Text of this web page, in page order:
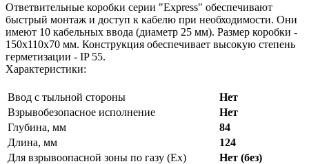
Ответвительные коробки серии "Express" обеспечивают
быстрый монтаж и доступ к кабелю при необходимости. Они
имеют 10 кабельных ввода (диаметр 25 мм). Размер коробки -
150х110х70 мм. Конструкция обеспечивает высокую степень
герметизации - IP 55.
Характеристики:
Ввод с тыльной стороны
Нет
Взрывобезопасное исполнение
Нет
Глубина, мм
84
Длина, мм
124
Для взрывоопасной зоны по газу (Ex)
Нет (без)